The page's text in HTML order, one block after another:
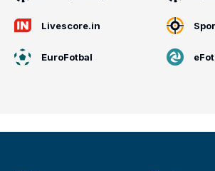
Livescore.in
EuroFotbal